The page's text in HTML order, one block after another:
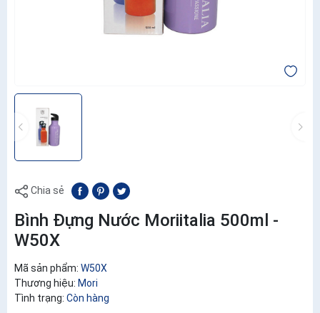
Chia sẻ
Bình Đựng Nước Moriitalia 500ml -
W50X
Mã sản phẩm: W50X
Thương hiệu: Mori
Tình trạng: Còn hàng